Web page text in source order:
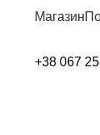
Магазин
+38 067